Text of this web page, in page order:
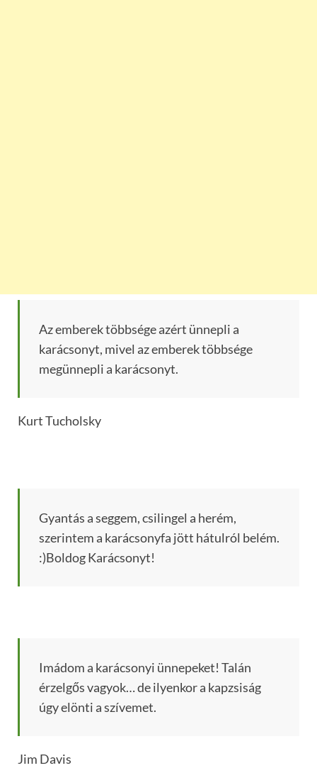
Az emberek többsége azért ünnepli a
karácsonyt, mivel az emberek többsége
megünnepli a karácsonyt.
Kurt Tucholsky
Gyantás a seggem, csilingel a herém,
szerintem a karácsonyfa jött hátulról belém.
:)Boldog Karácsonyt!
Imádom a karácsonyi ünnepeket! Talán
érzelgős vagyok… de ilyenkor a kapzsiság
úgy elönti a szívemet.
Jim Davis